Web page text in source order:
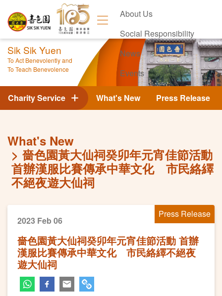
About Us
Social Responsibility
News
Events
Contact Us
Sik Sik Yuen
To Act Benevolently and
To Teach Benevolence
What's New Press Release
Charity Service
What's New
嗇色園黃大仙祠癸卯年元宵佳節活動
首辦漢服比賽傳承中華文化 市民絡繹
不絕夜遊大仙祠
Press Release
2023 Feb 06
嗇色園黃大仙祠癸卯年元宵佳節活動 首辦
漢服比賽傳承中華文化 市民絡繹不絕夜
遊大仙祠